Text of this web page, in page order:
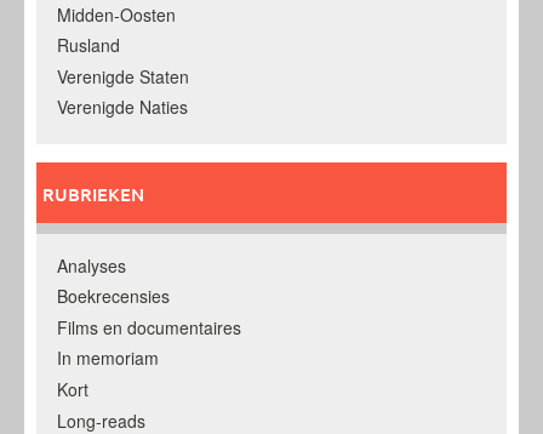
Midden-Oosten
Rusland
Verenigde Staten
Verenigde Naties
RUBRIEKEN
Analyses
Boekrecensies
Films en documentaires
In memoriam
Kort
Long-reads